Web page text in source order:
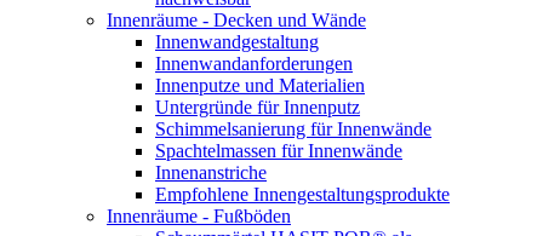
Innenräume - Decken und Wände
Innenwandgestaltung
Innenwandanforderungen
Innenputze und Materialien
Untergründe für Innenputz
Schimmelsanierung für Innenwände
Spachtelmassen für Innenwände
Innenanstriche
Empfohlene Innengestaltungsprodukte
Innenräume - Fußböden